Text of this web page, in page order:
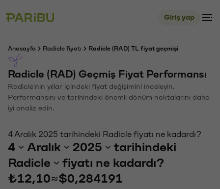
Giriş yap
Anasayfa Radicle fiyatı Radicle (RAD) TL fiyat geçmişi
Radicle (RAD) Geçmiş Fiyat Performansı
Radicle'nin yıllar içindeki fiyat değişimini inceleyin.
Performansını ve tarihindeki önemli dönüm noktalarını daha
iyi analiz edin.
4 Aralık 2025 tarihindeki Radicle fiyatı ne kadardı?
4 Aralık 2025
tarihindeki
Radicle
fiyatı ne kadardı?
₺12,10≈$0,284191